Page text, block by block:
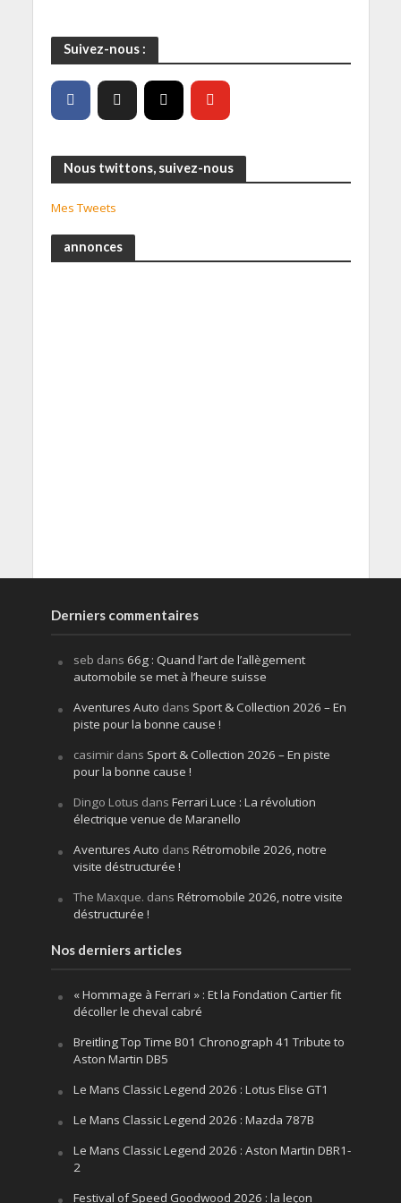
Suivez-nous :
Nous twittons, suivez-nous
Mes Tweets
annonces
Derniers commentaires
seb dans 66g : Quand l’art de l’allègement
automobile se met à l’heure suisse
Aventures Auto dans Sport & Collection 2026 – En
piste pour la bonne cause !
casimirdans Sport & Collection 2026 – En piste
pour la bonne cause !
Dingo Lotus dans Ferrari Luce : La révolution
électrique venue de Maranello
Aventures Auto dans Rétromobile 2026, notre
visite déstructurée !
The Maxque. dans Rétromobile 2026, notre visite
déstructurée !
Nos derniers articles
« Hommage à Ferrari » : Et la Fondation Cartier fit
décoller le cheval cabré
Breitling Top Time B01 Chronograph 41 Tribute to
Aston Martin DB5
Le Mans Classic Legend 2026 : Lotus Elise GT1
Le Mans Classic Legend 2026 : Mazda 787B
Le Mans Classic Legend 2026 : Aston Martin DBR1-
2
Festival of Speed Goodwood 2026 : la leçon